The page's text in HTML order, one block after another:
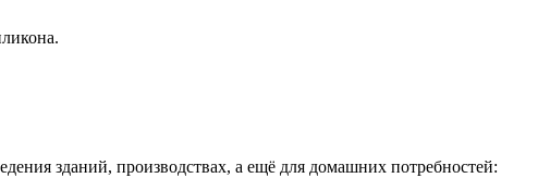
зданий, производствах, а ещё для домашних потребностей: